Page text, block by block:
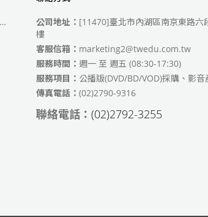
(349)
公司地址： [11470]臺北市內湖區南京東路六
樓
客服信箱： marketing2@twedu.com.tw
服務時間： 週一 至 週五 (08:30-17:30)
服務項目： 公播版(DVD/BD/VOD)採購、影音
傳真電話： (02)2790-9316
聯絡電話： (02)2792-3255